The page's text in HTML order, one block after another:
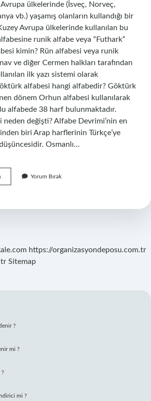
ülkelerinde (İsveç, Norveç,
vb.) yaşamış olanların kullandığı bir
Avrupa ülkelerinde kullanılan bu
runik alfabe veya “Futhark”
kimin? Rün alfabesi veya runik
ve diğer Cermen halkları tarafından
ilk yazı sistemi olarak
alfabesi hangi alfabedir? Göktürk
dönem Orhun alfabesi kullanılarak
alfabede 38 harf bulunmaktadır.
değişti? Alfabe Devrimi’nin en
biri Arap harflerinin Türkçe’ye
Osmanlı…
Alfabesi
Yorum Bırak
https://organizasyondeposu.com.tr
Sitemap
?
mi ?
mi ?